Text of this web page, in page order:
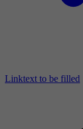
Linktext to be filled